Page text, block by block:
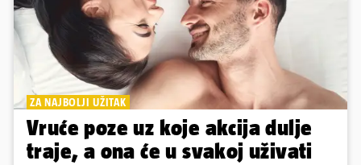
ZA NAJBOLJI UŽITAK
Vruće poze uz koje akcija dulje
traje, a ona će u svakoj uživati